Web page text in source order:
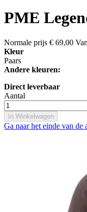
PME
Normale prijs € 69,00
Kleur
Paars
Andere kleuren:
Direct leverbaar
Aantal
In Winkelwagen
Ga naar het einde van de